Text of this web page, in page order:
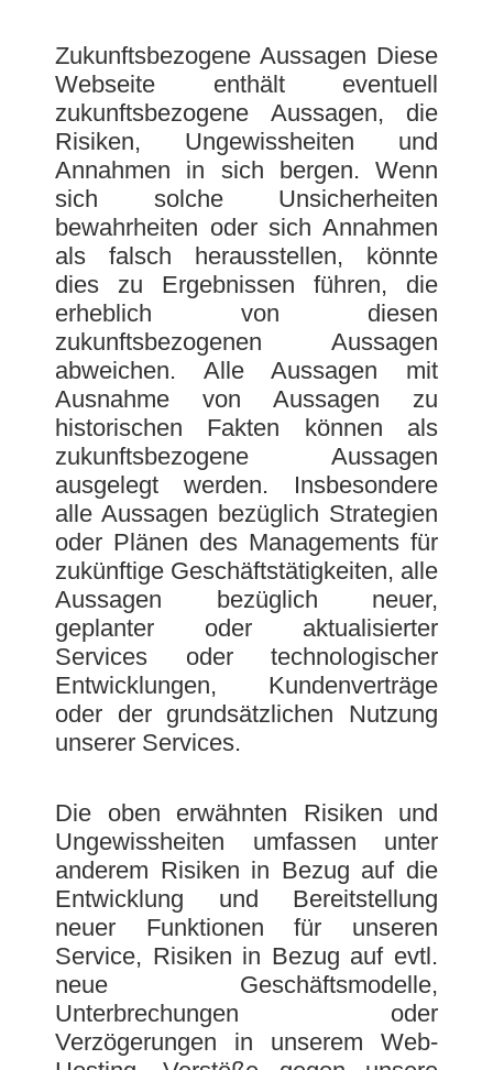
Zukunftsbezogene Aussagen Diese
Webseite enthält eventuell
zukunftsbezogene Aussagen, die
Risiken, Ungewissheiten und
Annahmen in sich bergen. Wenn
sich solche Unsicherheiten
bewahrheiten oder sich Annahmen
als falsch herausstellen, könnte
dies zu Ergebnissen führen, die
erheblich von diesen
zukunftsbezogenen Aussagen
abweichen. Alle Aussagen mit
Ausnahme von Aussagen zu
historischen Fakten können als
zukunftsbezogene Aussagen
ausgelegt werden. Insbesondere
alle Aussagen bezüglich Strategien
oder Plänen des Managements für
zukünftige Geschäftstätigkeiten, alle
Aussagen bezüglich neuer,
geplanter oder aktualisierter
Services oder technologischer
Entwicklungen, Kundenverträge
oder der grundsätzlichen Nutzung
unserer Services.
Die oben erwähnten Risiken und
Ungewissheiten umfassen unter
anderem Risiken in Bezug auf die
Entwicklung und Bereitstellung
neuer Funktionen für unseren
Service, Risiken in Bezug auf evtl.
neue Geschäftsmodelle,
Unterbrechungen oder
Verzögerungen in unserem Web-